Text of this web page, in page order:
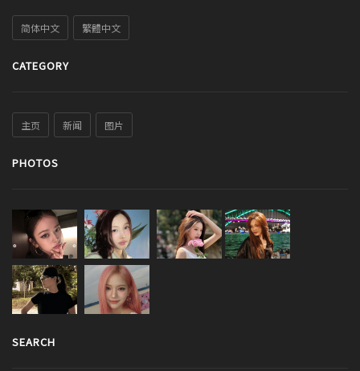
简体中文 繁體中文
CATEGORY
主页 新闻 图片
PHOTOS
SEARCH